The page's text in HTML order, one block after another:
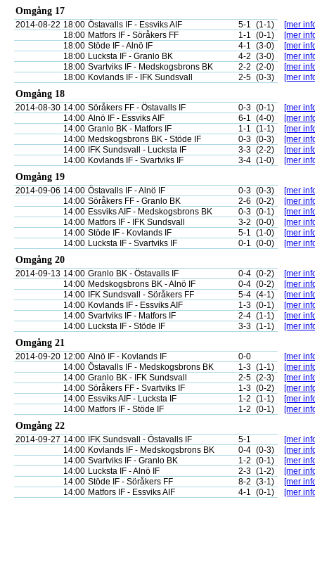
Omgång 17
2014-08-22 18:00 Östavalls IF - Essviks AIF 5-1 (1-1)
[mer
18:00 Matfors IF - Söråkers FF 1-1 (0-1)
[mer
18:00 Stöde IF - Alnö IF 4-1 (3-0)
[mer
18:00 Lucksta IF - Granlo BK 4-2 (3-0)
[mer
18:00 Svartviks IF - Medskogsbrons BK 2-2 (2-0)
[mer
18:00 Kovlands IF - IFK Sundsvall 2-5 (0-3) [mer
Omgång 18
2014-08-30 14:00 Söråkers FF - Östavalls IF 0-3 (0-1)
[mer
14:00 Alnö IF - Essviks AIF 6-1 (4-0)
[mer
14:00 Granlo BK - Matfors IF 1-1 (1-1)
[mer
14:00 Medskogsbrons BK - Stöde IF 0-3 (0-3)
[mer
14:00
IFK Sundsvall - Lucksta IF 3-3 (2-2)
[mer
14:00 Kovlands IF - Svartviks IF 3-4 (1-0) [mer
Omgång 19
2014-09-06 14:00 Östavalls IF - Alnö IF 0-3 (0-3)
[mer
14:00 Söråkers FF - Granlo BK 2-6 (0-2)
[mer
14:00 Essviks AIF - Medskogsbrons BK 0-3 (0-1)
[mer
14:00 Matfors IF - IFK Sundsvall 3-2 (0-0)
[mer
14:00 Stöde IF - Kovlands IF 5-1 (1-0)
[mer
14:00 Lucksta IF - Svartviks IF 0-1 (0-0) [mer
Omgång 20
2014-09-13 14:00 Granlo BK - Östavalls IF 0-4 (0-2)
[mer
14:00 Medskogsbrons BK - Alnö IF 0-4 (0-2)
[mer
14:00
IFK Sundsvall - Söråkers FF 5-4 (4-1)
[mer
14:00 Kovlands IF - Essviks AIF 1-3 (0-1)
[mer
14:00 Svartviks IF - Matfors IF 2-4 (1-1)
[mer
14:00 Lucksta IF - Stöde IF 3-3 (1-1) [mer
Omgång 21
2014-09-20 12:00 Alnö IF - Kovlands IF 0-0
[mer
14:00 Östavalls IF - Medskogsbrons BK 1-3 (1-1)
[mer
14:00 Granlo BK - IFK Sundsvall 2-5 (2-3)
[mer
14:00 Söråkers FF - Svartviks IF 1-3 (0-2)
[mer
14:00 Essviks AIF - Lucksta IF 1-2 (1-1)
[mer
14:00 Matfors IF - Stöde IF 1-2 (0-1) [mer
Omgång 22
2014-09-27 14:00 IFK Sundsvall - Östavalls IF 5-1
[mer
14:00 Kovlands IF - Medskogsbrons BK 0-4 (0-3)
[mer
14:00 Svartviks IF - Granlo BK 1-2 (0-1)
[mer
14:00 Lucksta IF - Alnö IF 2-3 (1-2)
[mer
14:00 Stöde IF - Söråkers FF 8-2 (3-1)
[mer
14:00 Matfors IF - Essviks AIF 4-1 (0-1) [mer